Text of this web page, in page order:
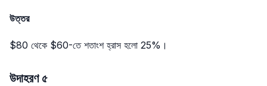
উত্তর
$80 থেকে $60-তে শতাংশ হ্রাস হলো 25%।
উদাহরণ ৫